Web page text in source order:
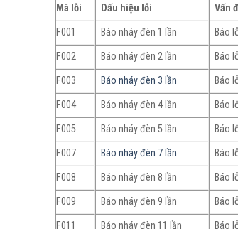
Mã lỗi Dấu hiệu lỗi
Vấn
F001
Báo nháy đèn 1 lần
Báo
F002
Báo nháy đèn 2 lần
Báo
F003
Báo nháy đèn 3 lần
Báo
F004
Báo nháy đèn 4 lần
Báo
F005
Báo nháy đèn 5 lần
Báo
F007
Báo nháy đèn 7 lần
Báo
F008
Báo nháy đèn 8 lần
Báo
F009
Báo nháy đèn 9 lần
Báo
F011
Báo nháy đèn 11 lần Báo